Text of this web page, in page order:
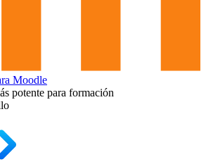
Moodle
potente para formación